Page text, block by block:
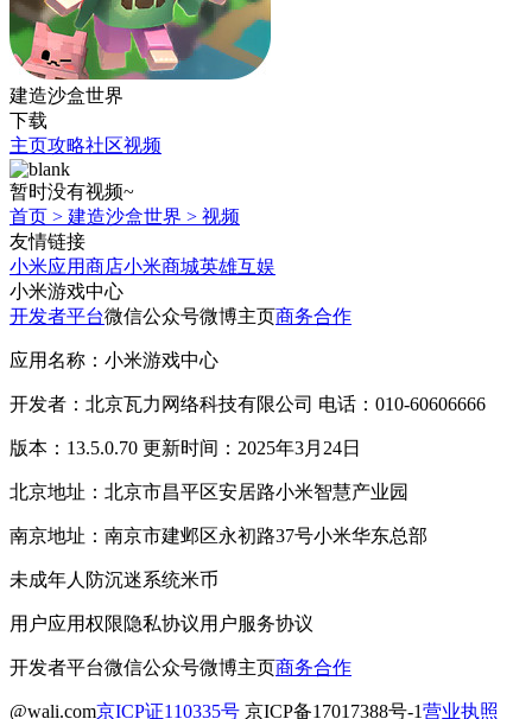
建造沙盒世界
下载
主页攻略社区视频
暂时没有视频~
首页 > 建造沙盒世界 > 视频
友情链接
小米应用商店小米商城英雄互娱
小米游戏中心
开发者平台微信公众号微博主页商务合作
应用名称：小米游戏中心
开发者：北京瓦力网络科技有限公司 电话：010-60606666
版本：13.5.0.70 更新时间：2025年3月24日
北京地址：北京市昌平区安居路小米智慧产业园
南京地址：南京市建邺区永初路37号小米华东总部
未成年人防沉迷系统米币
用户应用权限隐私协议用户服务协议
开发者平台微信公众号微博主页商务合作
@wali.com京ICP证110335号 京ICP备17017388号-1营业执照